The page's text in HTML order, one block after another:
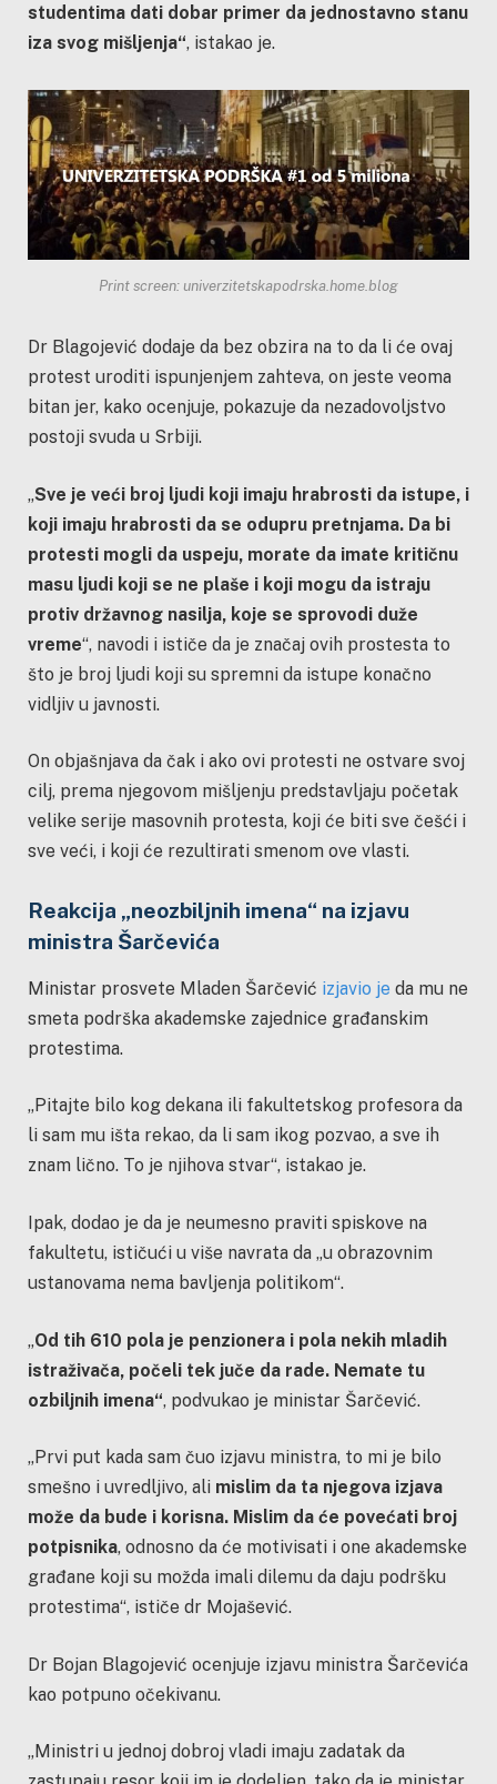
studentima dati dobar primer da jednostavno stanu
iza svog mišljenja“, istakao je.
Print screen: univerzitetskapodrska.home.blog
Dr Blagojević dodaje da bez obzira na to da li će ovaj
protest uroditi ispunjenjem zahteva, on jeste veoma
bitan jer, kako ocenjuje, pokazuje da nezadovoljstvo
postoji svuda u Srbiji.
„Sve je veći broj ljudi koji imaju hrabrosti da istupe, i
koji imaju hrabrosti da se odupru pretnjama. Da bi
protesti mogli da uspeju, morate da imate kritičnu
masu ljudi koji se ne plaše i koji mogu da istraju
protiv državnog nasilja, koje se sprovodi duže
vreme“, navodi i ističe da je značaj ovih prostesta to
što je broj ljudi koji su spremni da istupe konačno
vidljiv u javnosti.
On objašnjava da čak i ako ovi protesti ne ostvare svoj
cilj, prema njegovom mišljenju predstavljaju početak
velike serije masovnih protesta, koji će biti sve češći i
sve veći, i koji će rezultirati smenom ove vlasti.
Reakcija „neozbiljnih imena“ na izjavu
ministra Šarčevića
Ministar prosvete Mladen Šarčević izjavio je da mu ne
smeta podrška akademske zajednice građanskim
protestima.
„Pitajte bilo kog dekana ili fakultetskog profesora da
li sam mu išta rekao, da li sam ikog pozvao, a sve ih
znam lično. To je njihova stvar“, istakao je.
Ipak, dodao je da je neumesno praviti spiskove na
fakultetu, ističući u više navrata da „u obrazovnim
ustanovama nema bavljenja politikom“.
„Od tih 610 pola je penzionera i pola nekih mladih
istraživača, počeli tek juče da rade. Nemate tu
ozbiljnih imena“, podvukao je ministar Šarčević.
„Prvi put kada sam čuo izjavu ministra, to mi je bilo
smešno i uvredljivo, ali mislim da ta njegova izjava
može da bude i korisna. Mislim da će povećati broj
potpisnika, odnosno da će motivisati i one akademske
građane koji su možda imali dilemu da daju podršku
protestima“, ističe dr Mojašević.
Dr Bojan Blagojević ocenjuje izjavu ministra Šarčevića
kao potpuno očekivanu.
„Ministri u jednoj dobroj vladi imaju zadatak da